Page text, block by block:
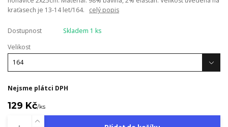
kraťasech je 13-14 let/164. celý popis
Dostupnost
Skladem 1 ks
Velikost
Nejsme plátci DPH
129 Kč/ks